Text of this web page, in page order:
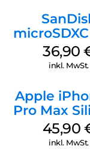
128 GB +
36,90
inkl. MwSt.
Apple
Pro Max
Case45,90
inkl. MwSt.